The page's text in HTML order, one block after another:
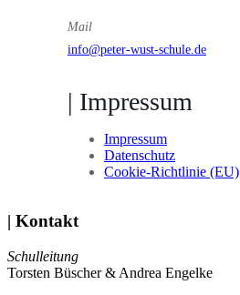
Mail
info@peter-wust-schule.de
| Impressum
Impressum
Datenschutz
Cookie-Richtlinie (EU)
| Kontakt
Schulleitung
Torsten Büscher & Andrea Engelke